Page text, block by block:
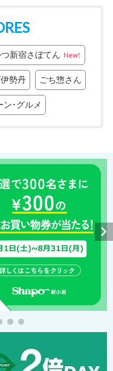
新宿さぼてん New!
勢丹 ごち惣さん
ン･グルメ